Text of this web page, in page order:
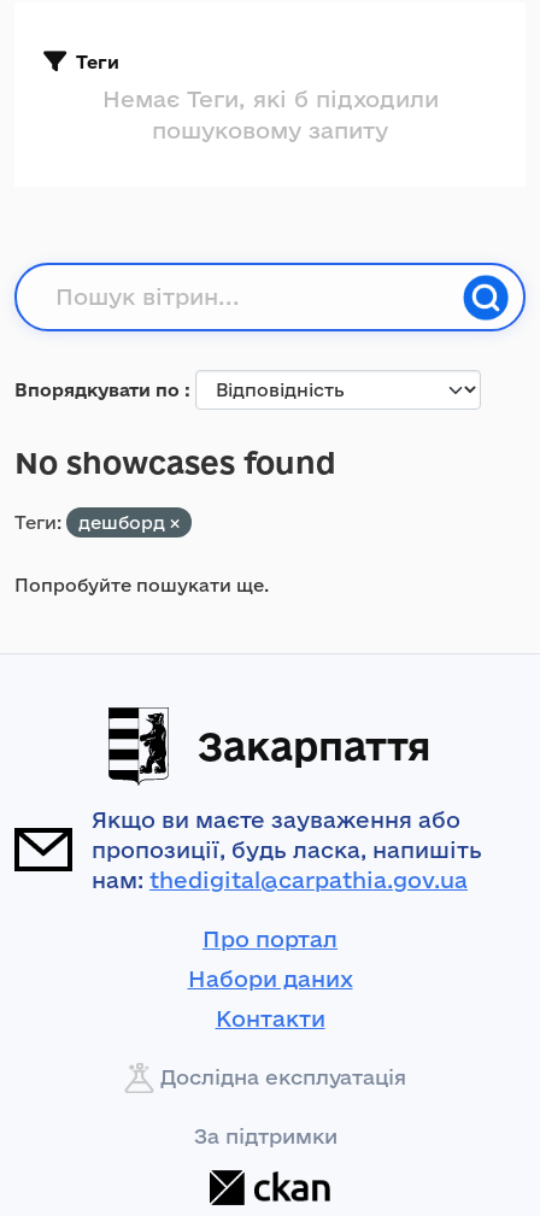
Теги
Немає Теги, які б підходили
пошуковому запиту
Впорядкувати по
No showcases found
Теги: дешборд
Попробуйте пошукати ще.
Закарпаття
Якщо ви маєте зауваження або
пропозиції, будь ласка, напишіть
нам: thedigital@carpathia.gov.ua
Про портал
Набори даних
Контакти
Дослідна експлуатація
За підтримки